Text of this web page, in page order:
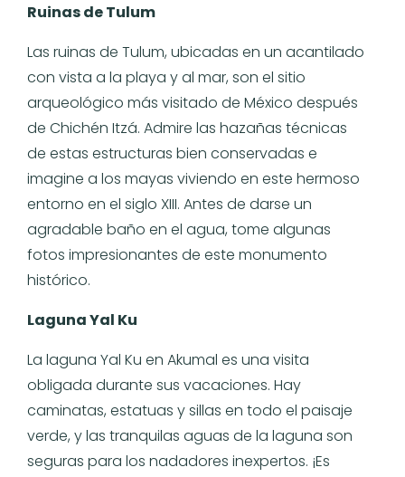
Ruinas de Tulum
Las ruinas de Tulum, ubicadas en un acantilado
con vista a la playa y al mar, son el sitio
arqueológico más visitado de México después
de Chichén Itzá. Admire las hazañas técnicas
de estas estructuras bien conservadas e
imagine a los mayas viviendo en este hermoso
entorno en el siglo XIII. Antes de darse un
agradable baño en el agua, tome algunas
fotos impresionantes de este monumento
histórico.
Laguna Yal Ku
La laguna Yal Ku en Akumal es una visita
obligada durante sus vacaciones. Hay
caminatas, estatuas y sillas en todo el paisaje
verde, y las tranquilas aguas de la laguna son
seguras para los nadadores inexpertos. ¡Es